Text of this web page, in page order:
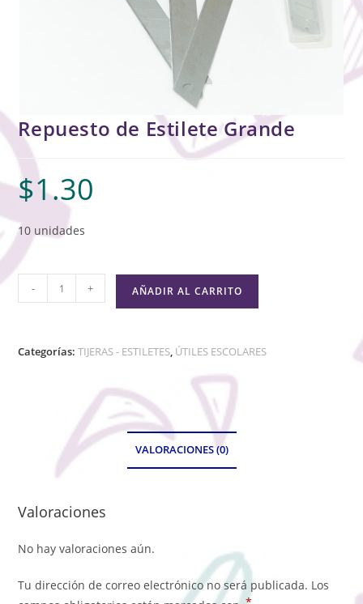
Repuesto de Estilete Grande
$1.30
10 unidades
- + AÑADIR AL CARRITO
Categorías:TIJERAS - ESTILETES, ÚTILES ESCOLARES
VALORACIONES (0)
Valoraciones
No hay valoraciones aún.
Tu dirección de correo electrónico no será publicada. Los